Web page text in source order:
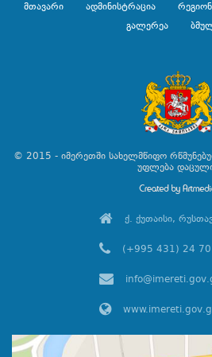
მთავარი ადმინისტრაცია
გალერეა
© 2015 - იმერეთში სახელმწიფო
უფლება
ქ. ქუთაისი,
(+995 431) 24